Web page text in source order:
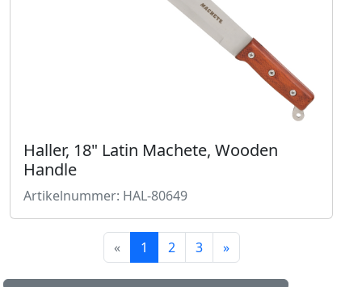
Haller, 18" Latin Machete, Wooden
Handle
Artikelnummer: HAL-80649
« 1 2 3 »